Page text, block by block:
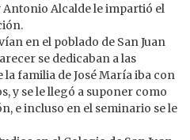
Antonio Alcalde le impartió el
en el poblado de San Juan
se dedicaban a las
familia de José María iba con
y se le llegó a suponer como
e incluso en el seminario se le